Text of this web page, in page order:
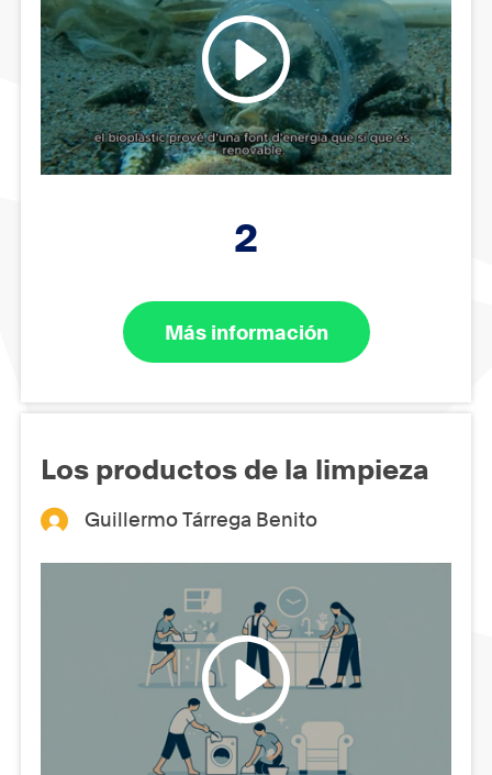
2
Más información
Los productos de la limpieza
Guillermo Tárrega Benito